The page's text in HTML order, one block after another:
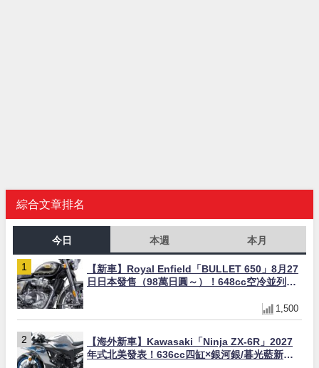
綜合文章排名
今日 本週 本月
【新車】Royal Enfield「BULLET 650」8月27
日日本發售（98萬日圓～）！648cc空冷並列雙
1,500
【海外新車】Kawasaki「Ninja ZX-6R」2027
年式北美發表！636cc四缸×銀河銀/暮光藍新色